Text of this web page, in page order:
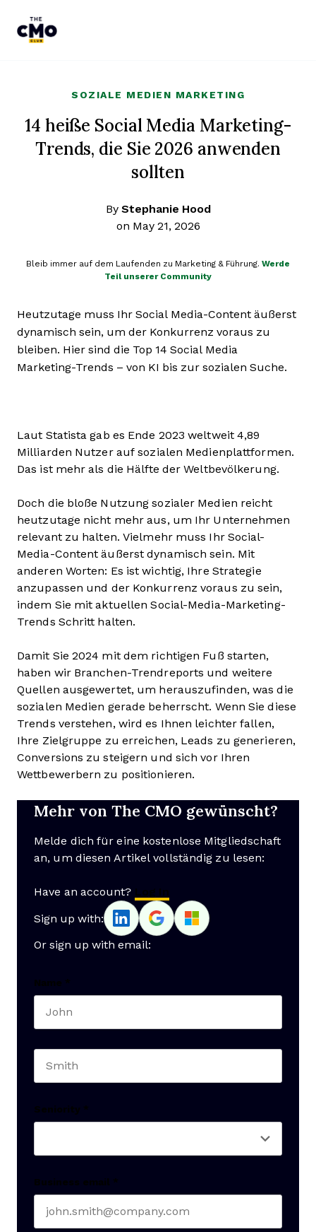
SOZIALE MEDIEN MARKETING
14 heiße Social Media Marketing-
Trends, die Sie 2026 anwenden
sollten
By Stephanie Hood
on May 21, 2026
Bleib immer auf dem Laufenden zu Marketing & Führung. Werde
Teil unserer Community
Heutzutage muss Ihr Social Media-Content äußerst
dynamisch sein, um der Konkurrenz voraus zu
bleiben. Hier sind die Top 14 Social Media
Marketing-Trends – von KI bis zur sozialen Suche.
Laut Statista gab es Ende 2023 weltweit 4,89
Milliarden Nutzer auf sozialen Medienplattformen.
Das ist mehr als die Hälfte der Weltbevölkerung.
Doch die bloße Nutzung sozialer Medien reicht
heutzutage nicht mehr aus, um Ihr Unternehmen
relevant zu halten. Vielmehr muss Ihr Social-
Media-Content äußerst dynamisch sein. Mit
anderen Worten: Es ist wichtig, Ihre Strategie
anzupassen und der Konkurrenz voraus zu sein,
indem Sie mit aktuellen Social-Media-Marketing-
Trends Schritt halten.
Damit Sie 2024 mit dem richtigen Fuß starten,
haben wir Branchen-Trendreports und weitere
Quellen ausgewertet, um herauszufinden, was die
sozialen Medien gerade beherrscht. Wenn Sie diese
Trends verstehen, wird es Ihnen leichter fallen,
Ihre Zielgruppe zu erreichen, Leads zu generieren,
Conversions zu steigern und sich vor Ihren
Wettbewerbern zu positionieren.
Mehr von The CMO gewünscht?
Melde dich für eine kostenlose Mitgliedschaft
an, um diesen Artikel vollständig zu lesen:
Have an account? Log In
Sign up with:
Or sign up with email:
Name *
Seniority *
Business email *